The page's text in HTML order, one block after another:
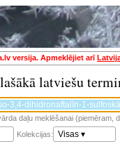
versija. Apmeklējiet arī
latviešu
daļu meklēšanai (piemēram,
Kolekcijas: Visas ▾